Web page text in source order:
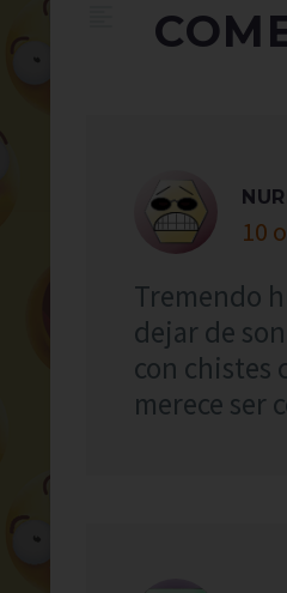
10
Tremendo
dejar de
con chistes
merece ser